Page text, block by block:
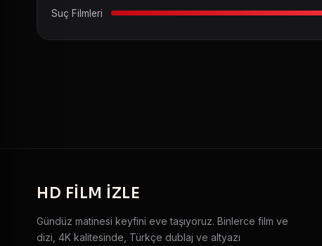
Suç Filmleri
HD FILM IZLE
Gündüz matinesi keyfini eve taşıyoruz. Binlerce film ve
dizi, 4K kalitesinde, Türkçe dublaj ve altyazı